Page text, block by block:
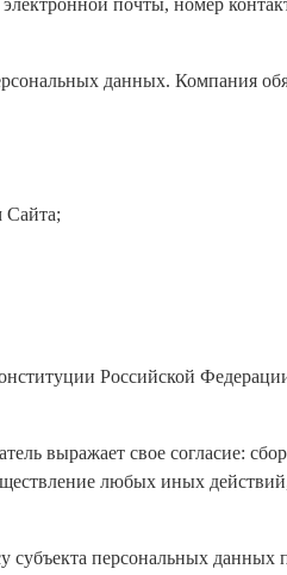
почты, номер
данных. Компания
Сайта;
Российской
выражает свое согласие:
любых иных
персональных данных